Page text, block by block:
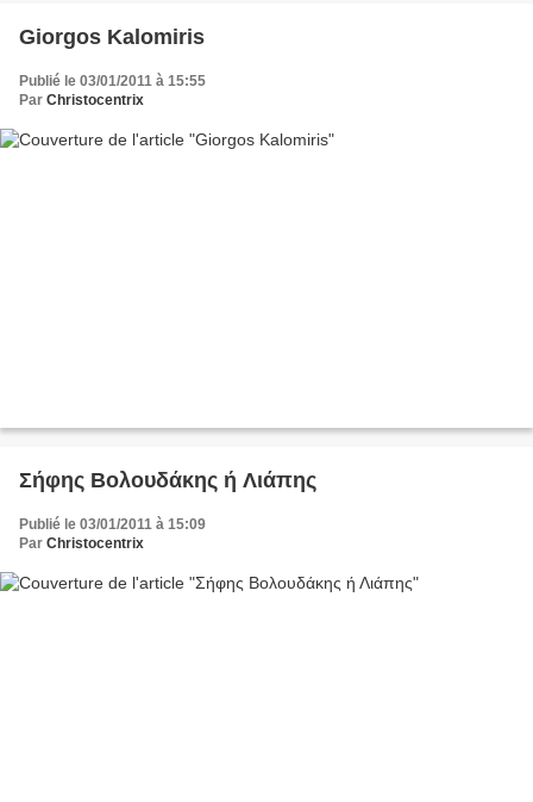
Giorgos Kalomiris
Publié le 03/01/2011 à 15:55
Par Christocentrix
Σήφης Βολουδάκης ή Λιάπης
Publié le 03/01/2011 à 15:09
Par Christocentrix